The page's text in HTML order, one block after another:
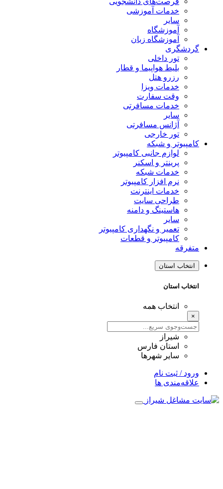
خدمات آموزشی
سایر
آموزشگاه
آموزشگاه زبان
گردشگری
تور داخلی
بلیط هواپیما و قطار
رزرو هتل
خدمات ویزا
وقت سفارت
خدمات مسافرتی
سایر
آژانس مسافرتی
تور خارجی
کامپیوتر و شبکه
لوازم جانبی کامپیوتر
پرینتر و اسکنر
خدمات شبکه
نرم افزار کامپیوتر
خدمات اینترنت
طراحی سایت
هاستینگ و دامنه
سایر
تعمیر و نگهداری کامپیوتر
کامپیوتر و قطعات
متفرقه
انتخاب استان
انتخاب استان
انتخاب همه
×
شیراز
استان فارس
سایر شهرها
ورود / ثبت نام
علاقه‌مندی ها